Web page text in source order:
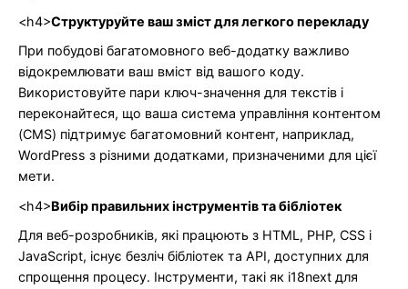
<h4>Структуруйте ваш зміст для легкого перекладу
При побудові багатомовного веб-додатку важливо
відокремлювати ваш вміст від вашого коду.
Використовуйте пари ключ-значення для текстів і
переконайтеся, що ваша система управління контентом
(CMS) підтримує багатомовний контент, наприклад,
WordPress з різними додатками, призначеними для цієї
мети.
<h4>Вибір правильних інструментів та бібліотек
Для веб-розробників, які працюють з HTML, PHP, CSS і
JavaScript, існує безліч бібліотек та API, доступних для
спрощення процесу. Інструменти, такі як i18next для